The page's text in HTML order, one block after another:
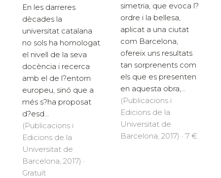
En les darreres
dècades la
universitat catalana
no sols ha homologat
el nivell de la seva
docència i recerca
amb el de l?entorn
europeu, sinó que a
més s?ha proposat
d?esd...
(Publicacions i
Edicions de la
Universitat de
Barcelona, 2017) ·
Gratuït
simetria, que evoca l?
ordre i la bellesa,
aplicat a una ciutat
com Barcelona,
ofereix uns resultats
tan sorprenents com
els que es presenten
en aquesta obra,...
(Publicacions i
Edicions de la
Universitat de
Barcelona, 2017) · 7 €